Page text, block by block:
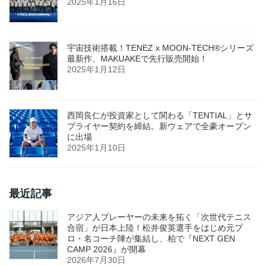
宇宙技術搭載！TENEZ x MOON-TECH®シリーズ
最新作、MAKUAKEで先行販売開始！
2025年1月12日
西岡良仁が投資家として関わる「TENTIAL」とサ
プライヤー契約を締結。新ウェアで全豪オープン
に出場
2025年1月10日
最近記事
アジア人プレーヤーの未来を拓く「次世代テニス
合宿」が日本上陸！松井俊英選手をはじめ元プ
ロ・名コーチ陣が集結し、柏で『NEXT GEN
CAMP 2026』が開幕
2026年7月30日